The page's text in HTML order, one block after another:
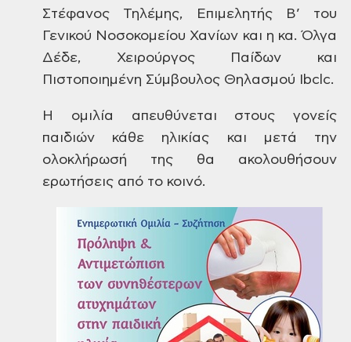
Στέφανος Τηλέμης, Επιμελητής Β’ του
Γενικού Νοσοκομείου Χανίων και η κα. Όλγα
Δέδε, ΧειρούργοςΠαίδων και
Πιστοποιημένη Σύμβουλος Θηλασμού Ibclc.
Η ομιλία απευθύνεται στους γονείς
παιδιών κάθε ηλικίας και μετά την
ολοκλήρωσή της θα
ακολουθήσουν
ερωτήσεις από το κοινό.